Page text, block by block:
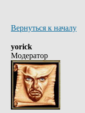
Вернуться к началу
yorick
Модератор